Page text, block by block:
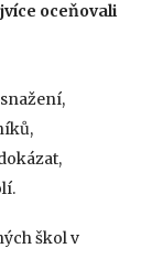
oceňovali
škol v